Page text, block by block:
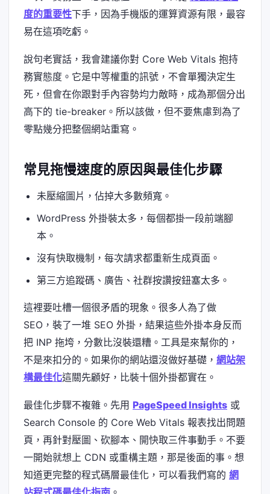
度的重要性下手，因為手機版的運算資源有限，最容
易在這項吃虧。
說句老實話，我會建議你對 Core Web Vitals 抱持
務實態度。它是中等權重的訊號，不會單獨決定生
死，但會在你跟對手內容勢均力敵時，成為那個分出
高下的 tie-breaker。所以該做，但不要焦慮到為了
零點幾分把整個網站重寫。
常見拖慢速度的原因與最佳化步驟
未壓縮圖片，佔掉大多數頻寬。
WordPress 外掛裝太多，每個都掛一段前端腳
本。
沒有快取機制，每次請求都重新生成頁面。
第三方追蹤碼、廣告、社群按讚按鈕塞太多。
這裡要吐槽一個很矛盾的現象。很多人為了做
SEO，裝了一堆 SEO 外掛，結果這些外掛本身反而
把 INP 拖垮，分數比沒裝還糟。工具是來幫你的，
不是來扣分的。如果你的網站還沒做好基礎， 網站架
構最佳化這關先顧好，比裝十個外掛都實在。
最佳化步驟不複雜。先用 PageSpeed Insights 或
Search Console 的 Core Web Vitals 報表找出問題
頁，再針對壓圖、砍腳本、開快取三件事動手。不要
一開始就想上 CDN 或重構主題，那是後面的事。想
知道更完整的程式碼層最佳化，可以看我們寫的 網